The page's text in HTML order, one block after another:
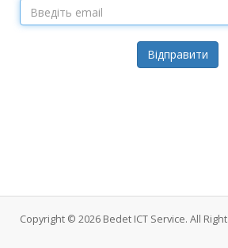
Відправити
Copyright © 2026 Bedet ICT Service. All